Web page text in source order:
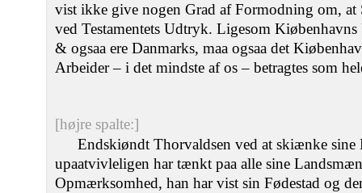
vist ikke give nogen Grad af Formodning om, at
ved Testamentets Udtryk. Ligesom
& ogsaa ere Danmarks, maa ogsaa det
Arbeider – i det mindste af os – betragtes som
[højre spalte:]
Endskiøndt Thorvaldsen ved at skiænke
upaatvivleligen har tænkt paa alle sine
Opmærksomhed, han har vist sin Fødestad og